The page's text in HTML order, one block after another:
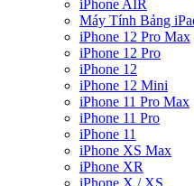
iPhone AIR
Máy Tính Bảng
iPhone 12 Pro Max
iPhone 12 Pro
iPhone 12
iPhone 12 Mini
iPhone 11 Pro Max
iPhone 11 Pro
iPhone 11
iPhone XS Max
iPhone XR